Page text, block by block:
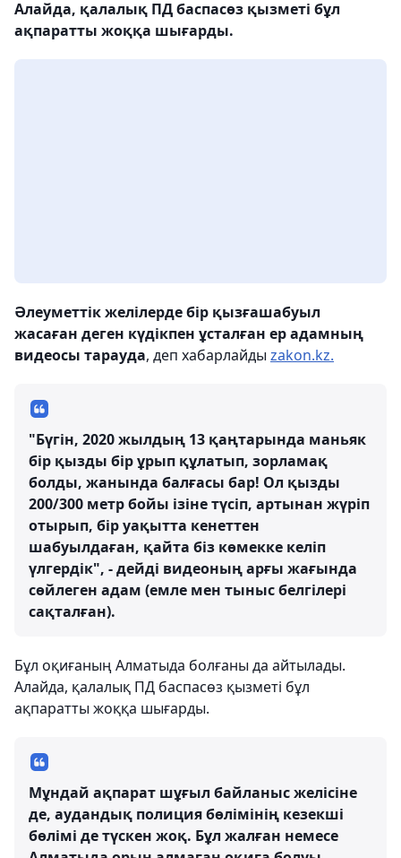
Алайда, қалалық ПД баспасөз қызметі бұл
ақпаратты жоққа шығарды.
Әлеуметтік желілерде бір қызғашабуыл
жасаған деген күдікпен ұсталған ер адамның
видеосы тарауда, деп хабарлайды zakon.kz.
"Бүгін, 2020 жылдың 13 қаңтарында маньяк
бір қызды бір ұрып құлатып, зорламақ
болды, жанында балғасы бар! Ол қызды
200/300 метр бойы ізіне түсіп, артынан жүріп
отырып, бір уақытта кенеттен
шабуылдаған, қайта біз көмекке келіп
үлгердік", - дейді видеоның арғы жағында
сөйлеген адам (емле мен тыныс белгілері
сақталған).
Бұл оқиғаның Алматыда болғаны да айтылады.
Алайда, қалалық ПД баспасөз қызметі бұл
ақпаратты жоққа шығарды.
Мұндай ақпарат шұғыл байланыс желісіне
де, аудандық полиция бөлімінің кезекші
бөлімі де түскен жоқ. Бұл жалған немесе